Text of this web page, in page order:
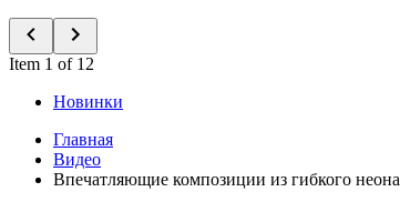
Item 1 of 12
Новинки
Главная
Видео
Впечатляющие композиции из гибкого неона